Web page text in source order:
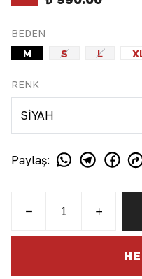
BEDEN
M
S L
RENK
Paylaş: